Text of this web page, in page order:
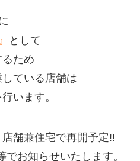
として
ため
ている店舗は
います。
店舗兼住宅で再開予定!!
お知らせいたします。